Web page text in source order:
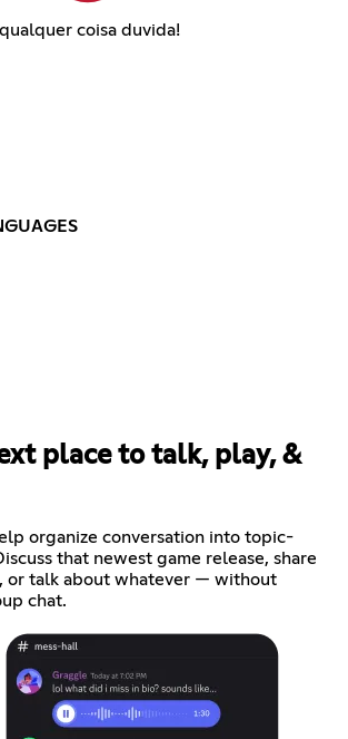
coisa duvida!
place to talk, play, &
organize conversation into topic-
that newest game release, share
or talk about whatever — without
chat.